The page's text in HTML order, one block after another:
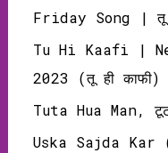
Friday Song | तू
Tu Hi Kaafi |
2023 (तू ही काफी)
Tuta Hua Man,
Uska Sajda Kar